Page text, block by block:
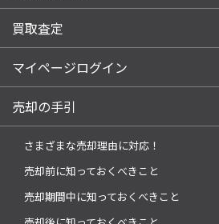
買取査定
マイページログイン
売却の手引
さまざまな売却理由に対応！
売却前に知っておくべきこと
売却期間中に知っておくべきこと